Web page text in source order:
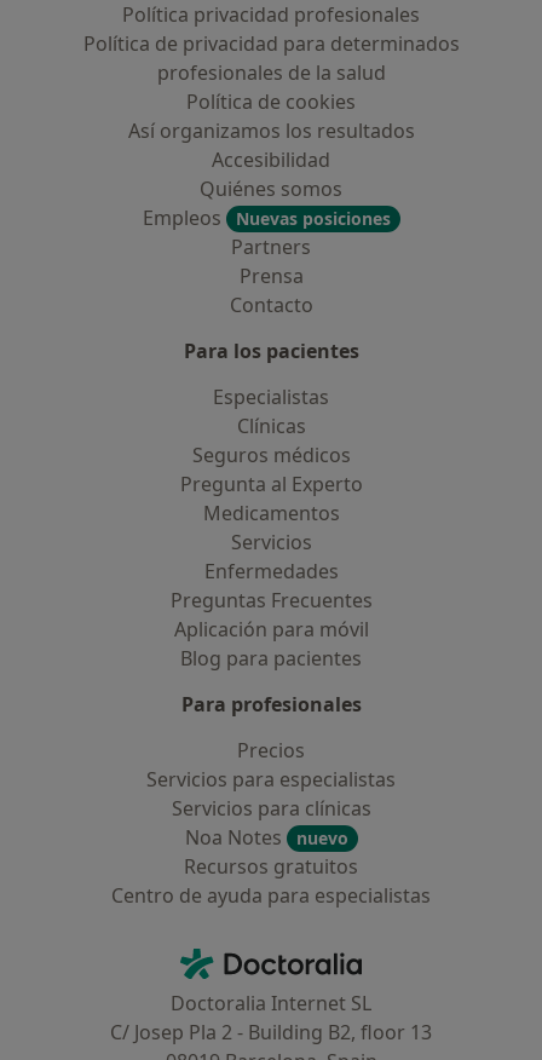
Política privacidad profesionales
Política de privacidad para determinados
profesionales de la salud
Política de cookies
Así organizamos los resultados
Accesibilidad
Quiénes somos
Empleos
Nuevas posiciones
Partners
Prensa
Contacto
Para los pacientes
Especialistas
Clínicas
Seguros médicos
Pregunta al Experto
Medicamentos
Servicios
Enfermedades
Preguntas Frecuentes
Aplicación para móvil
Blog para pacientes
Para profesionales
Precios
Servicios para especialistas
Servicios para clínicas
Noa Notes
nuevo
Recursos gratuitos
Centro de ayuda para especialistas
Doctoralia - Página de inicio
Doctoralia Internet SL
C/ Josep Pla 2 - Building B2, floor 13